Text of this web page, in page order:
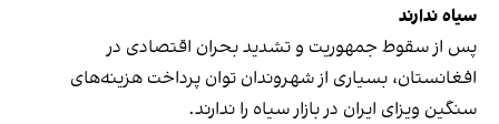
سیاه ندارند
پس از سقوط جمهوریت و تشدید بحران اقتصادی در
افغانستان، بسیاری از شهروندان توان پرداخت هزینه‌های
سنگین ویزای ایران در بازار سیاه را ندارند.